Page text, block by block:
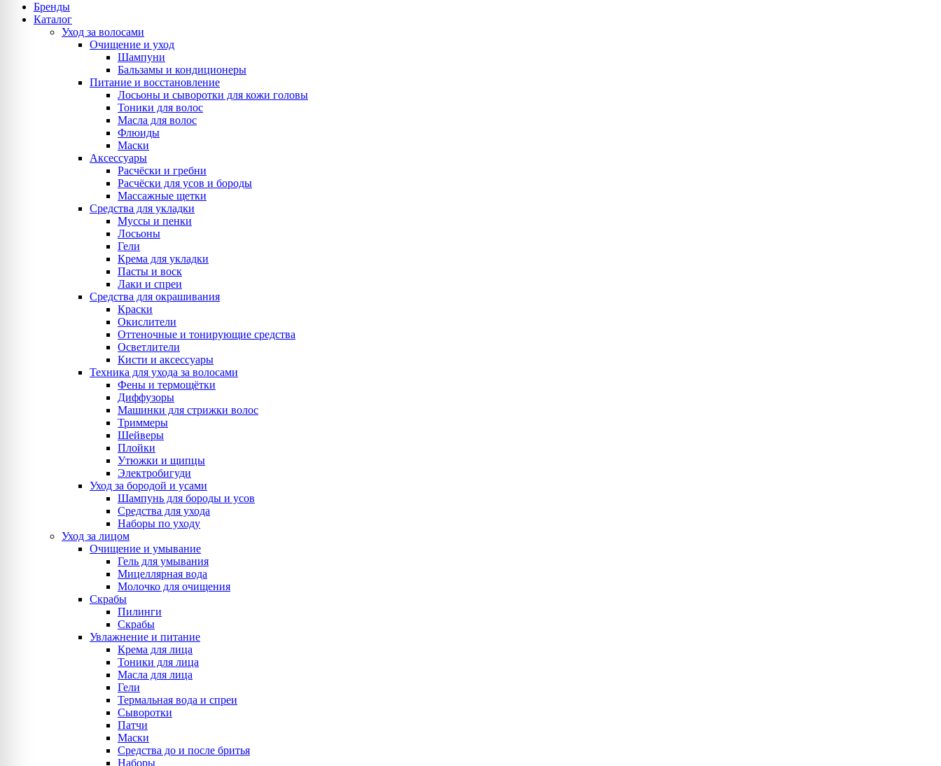
Бренды
Каталог
Уход за волосами
Очищение и уход
Шампуни
Бальзамы и кондиционеры
Питание и восстановление
Лосьоны и сыворотки для кожи головы
Тоники для волос
Масла для волос
Флюиды
Маски
Аксессуары
Расчёски и гребни
Расчёски для усов и бороды
Массажные щетки
Средства для укладки
Муссы и пенки
Лосьоны
Гели
Крема для укладки
Пасты и воск
Лаки и спреи
Средства для окрашивания
Краски
Окислители
Оттеночные и тонирующие средства
Осветлители
Кисти и аксессуары
Техника для ухода за волосами
Фены и термощётки
Диффузоры
Машинки для стрижки волос
Триммеры
Шейверы
Плойки
Утюжки и щипцы
Электробигуди
Уход за бородой и усами
Шампунь для бороды и усов
Средства для ухода
Наборы по уходу
Уход за лицом
Очищение и умывание
Гель для умывания
Мицеллярная вода
Молочко для очищения
Скрабы
Пилинги
Скрабы
Увлажнение и питание
Крема для лица
Тоники для лица
Масла для лица
Гели
Термальная вода и спреи
Сыворотки
Патчи
Маски
Средства до и после бритья
Наборы